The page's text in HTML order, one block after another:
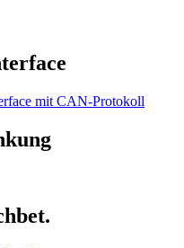
mit CAN-Protokoll